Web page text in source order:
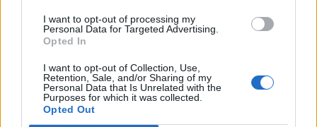
I want to opt-out of processing my
Personal Data for Targeted Advertising.
Opted In
I want to opt-out of Collection, Use,
Retention, Sale, and/or Sharing of my
Personal Data that Is Unrelated with the
Purposes for which it was collected.
Opted Out
Figyelem! Zivatar alakulhat ki. Elsődleges veszélyforrást a
villámlás jelent, emellett esetenként szélerősödés, jégeső
A napi középhőmérséklet 27 °C felett alakulhat.